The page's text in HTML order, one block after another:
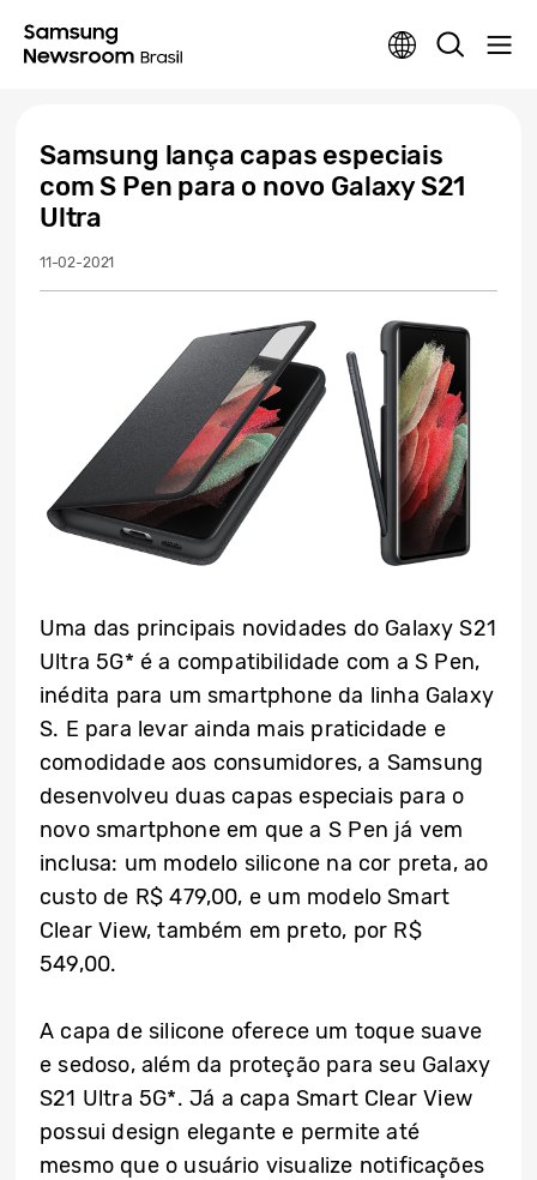
Samsung lança capas especiais
com S Pen para o novo Galaxy S21
Ultra
11-02-2021
Uma das principais novidades do Galaxy S21
Ultra 5G* é a compatibilidade com a S Pen,
inédita para um smartphone da linha Galaxy
S. E para levar ainda mais praticidade e
comodidade aos consumidores, a Samsung
desenvolveu duas capas especiais para o
novo smartphone em que a S Pen já vem
inclusa: um modelo silicone na cor preta, ao
custo de R$ 479,00, e um modelo Smart
Clear View, também em preto, por R$
549,00.
A capa de silicone oferece um toque suave
e sedoso, além da proteção para seu Galaxy
S21 Ultra 5G*. Já a capa Smart Clear View
possui design elegante e permite até
mesmo que o usuário visualize notificações